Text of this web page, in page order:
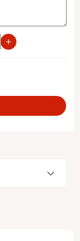
för att
188.30 kronor